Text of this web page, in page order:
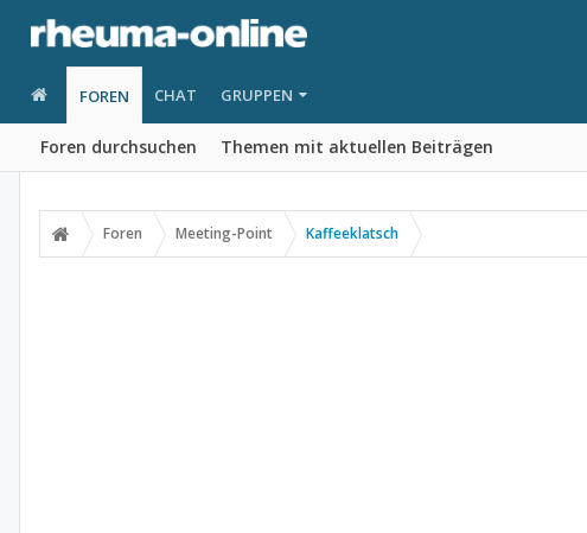
FOREN
Foren durchsuchen Themen mit aktuellen Beiträgen
CHAT GRUPPEN
Foren Meeting-Point Kaffeeklatsch